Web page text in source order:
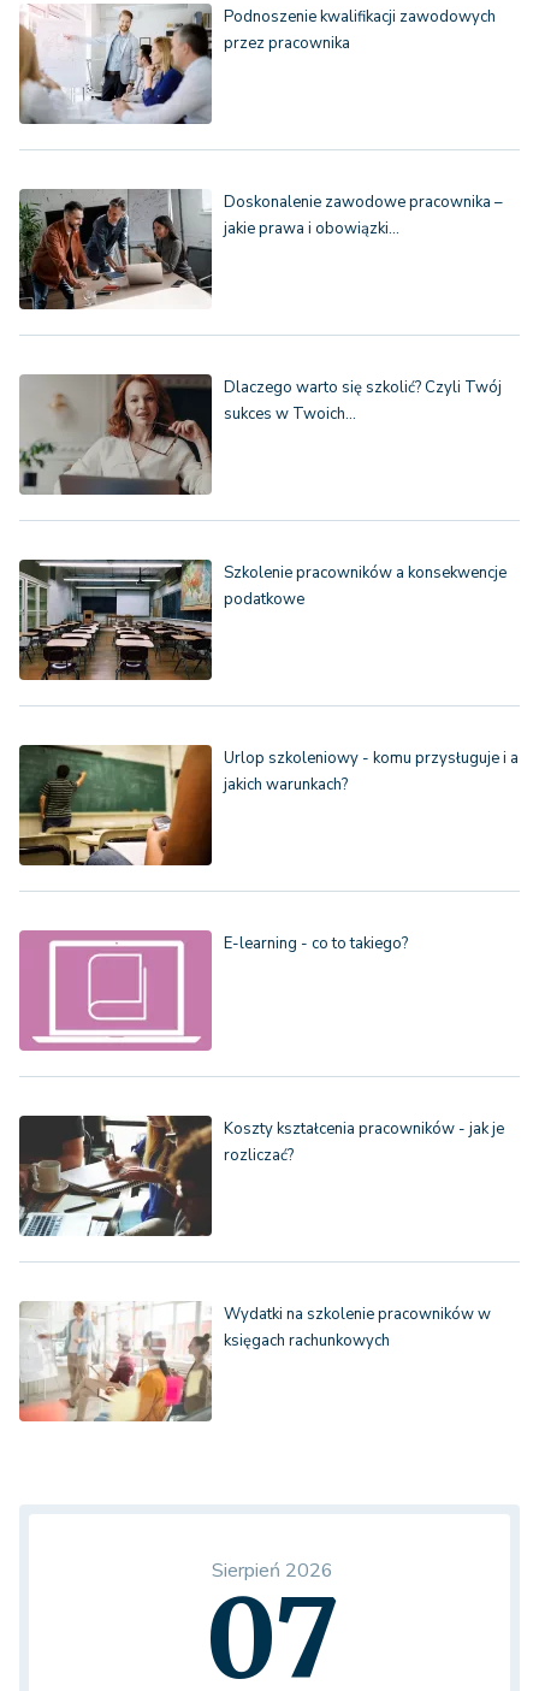
Podnoszenie kwalifikacji zawodowych
przez pracownika
Doskonalenie zawodowe pracownika –
jakie prawa i obowiązki…
Dlaczego warto się szkolić? Czyli Twój
sukces w Twoich…
Szkolenie pracowników a konsekwencje
podatkowe
Urlop szkoleniowy - komu przysługuje i a
jakich warunkach?
E-learning - co to takiego?
Koszty kształcenia pracowników - jak je
rozliczać?
Wydatki na szkolenie pracowników w
księgach rachunkowych
Sierpień 2026
07